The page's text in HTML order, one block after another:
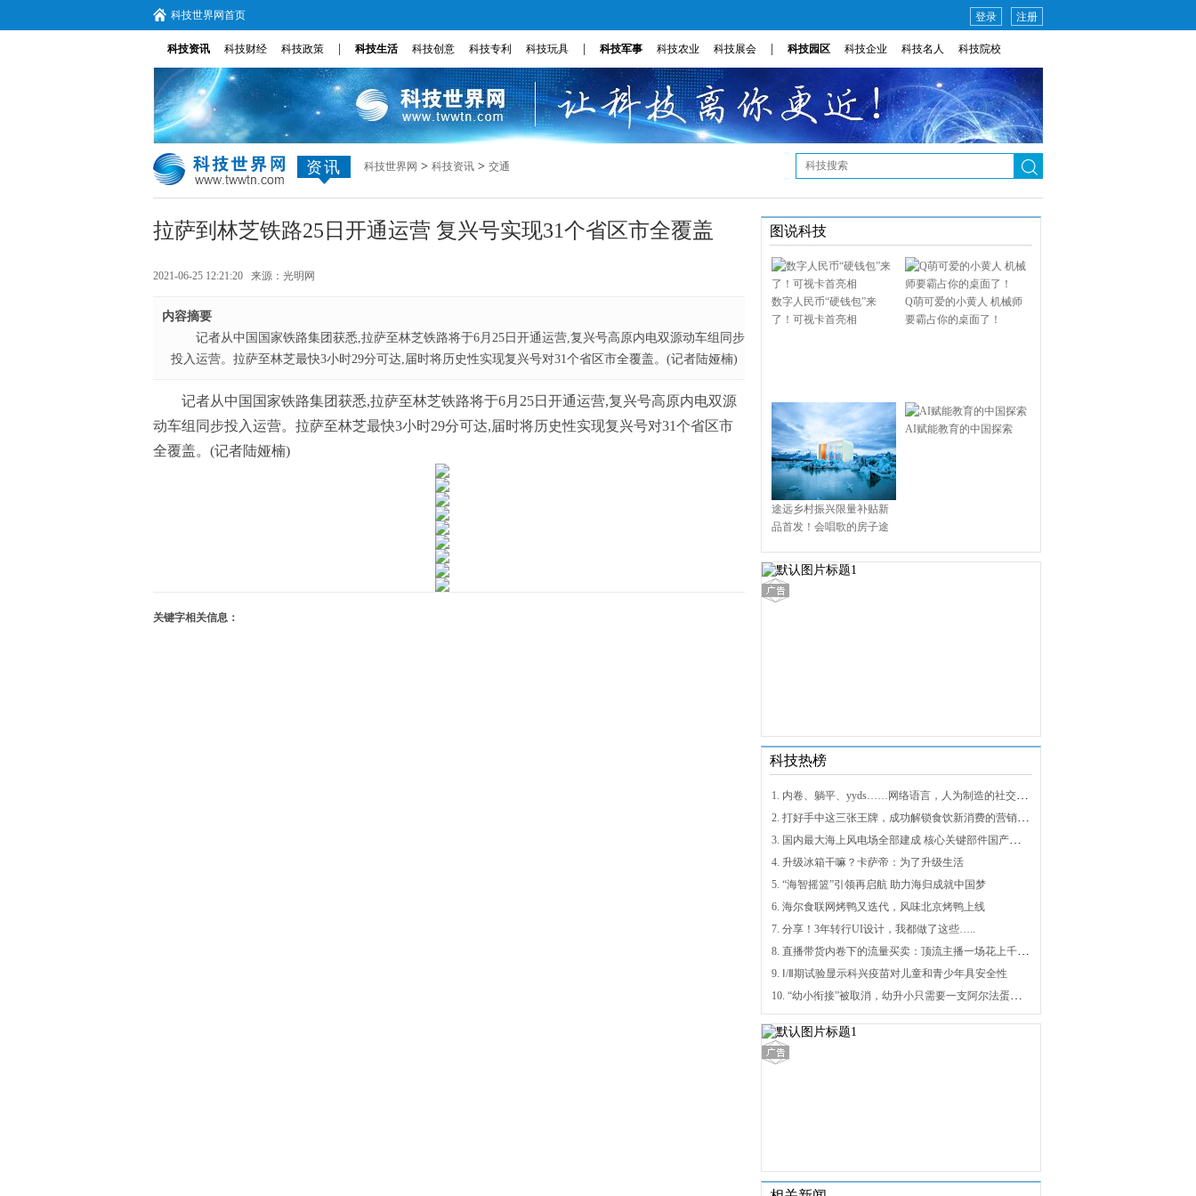
科技世界网首页 注册
登录
科技资讯 科技财经 科技政策 科技生活 科技创意 科技专利 科技玩具 科技军事 科技农业 科技展会 科技园区 科技企业 科技名人 科技院校
资讯 科技世界网 > 科技资讯 > 交通
拉萨到林芝铁路25日开通运营 复兴号实现31个省区市全覆盖
2021-06-25 12:21:20 来源： 光明网
内容摘要
记者从中国国家铁路集团获悉,拉萨至林芝铁路将于6月25日开通运营,复兴号高原内电双源动车组同步
投入运营。拉萨至林芝最快3小时29分可达,届时将历史性实现复兴号对31个省区市全覆盖。(记者陆娅楠)
记者从中国国家铁路集团获悉,拉萨至林芝铁路将于6月25日开通运营,复兴号高原内电双源
动车组同步投入运营。拉萨至林芝最快3小时29分可达,届时将历史性实现复兴号对31个省区市
全覆盖。(记者陆娅楠)
关键字相关信息：
图说科技
数字人民币“硬钱包”来
了！可视卡首亮相
Q萌可爱的小黄人 机械师
要霸占你的桌面了！
途远乡村振兴限量补贴新
品首发！会唱歌的房子途
AI赋能教育的中国探索
科技热榜
1. 内卷、躺平、yyds……网络语言，人为制造的社交屏障？
2. 打好手中这三张王牌，成功解锁食饮新消费的营销密码
3. 国内最大海上风电场全部建成 核心关键部件国产化攻关未来可期
4. 升级冰箱干嘛？卡萨帝：为了升级生活
5. “海智摇篮”引领再启航 助力海归成就中国梦
6. 海尔食联网烤鸭又迭代，风味北京烤鸭上线
7. 分享！3年转行UI设计，我都做了这些…..
8. 直播带货内卷下的流量买卖：顶流主播一场花上千万元，红利消退焦虑暴增
9. Ⅰ/Ⅱ期试验显示科兴疫苗对儿童和青少年具安全性
10. “幼小衔接”被取消，幼升小只需要一支阿尔法蛋词典笔